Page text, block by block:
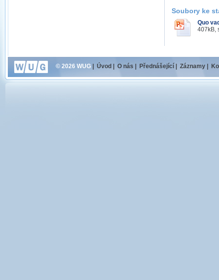
Soubory ke
Quo
407kB,
© 2026 WUG Úvod O nás Přednášející Záznamy